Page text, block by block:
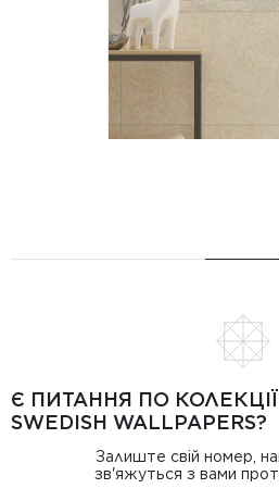
Є ПИТАННЯ ПО
SWEDISH WALLPAPERS?
Залиште свій номер,
зв'яжуться з вами